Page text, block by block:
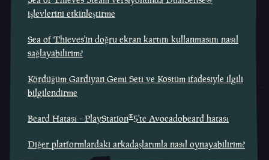
işlevlerini etkinleştirme
Sea of Thieves'in doğru ekran kartını kullanmasını nasıl
sağlayabilirim?
Kördüğüm Gardiyan Gemi Seti ve Kostüm ifadesiyle ilgili
bilgilendirme
Beard Hatası - PlayStation®5'te Avocadobeard hatası
Diğer platformlardaki arkadaşlarımla nasıl oynayabilirim?